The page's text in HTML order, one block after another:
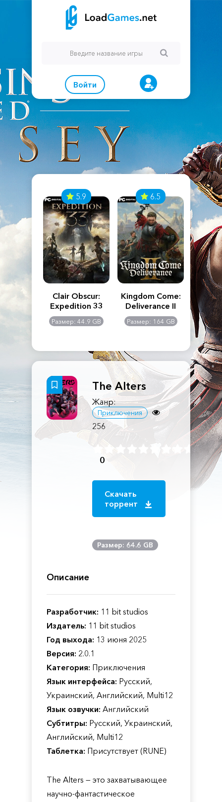
Войти
Creed
5.9
Clair Obscur:
Expedition 33
Размер: 44.9 GB
6.5
Kingdom Come:
Deliverance II
Размер: 164 GB
The
The Alters
Жанр:
Приключения
256
0
Скачать
торрент
Размер: 64.6 GB
Описание
Разработчик: 11 bit studios
Издатель: 11 bit studios
Год выхода: 13 июня 2025
Версия: 2.0.1
Категория: Приключения
Язык интерфейса: Русский,
Украинский, Английский, Multi12
Язык озвучки: Английский
Субтитры: Русский, Украинский,
Английский, Multi12
Таблетка: Присутствует (RUNE)
The Alters — это захватывающее
научно-фантастическое